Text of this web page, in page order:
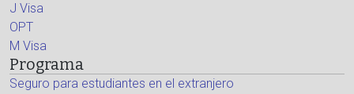
J Visa
OPT
M Visa
Programa
Seguro para estudiantes en el extranjero